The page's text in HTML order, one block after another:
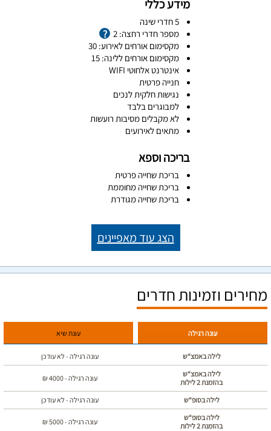
מידע כללי
5 חדרי שינה
מספר חדרי רחצה: 2
מקסימום אורחים לאירוע: 30
מקסימום אורחים ללינה: 15
אינטרנט אלחוטי WIFI
חנייה פרטית
נגישות חלקית לנכים
למבוגרים בלבד
לא מקבלים מסיבות רועשות
מתאים לאירועים
בריכה וספא
בריכת שחייה פרטית
בריכת שחייה מחוממת
בריכת שחייה מגודרת
הצג עוד מאפיינים
מחירים וזמינות חדרים
עונת שיא עונה רגילה
לילה באמצ“ש
עונה רגילה - לא עודכן
לילה באמצ“ש
בהזמנת 2 לילות
עונה רגילה -4000
₪
לילה בסופ“ש
עונה רגילה - לא עודכן
לילה בסופ“ש
בהזמנת 2 לילות
עונה רגילה -5000
₪